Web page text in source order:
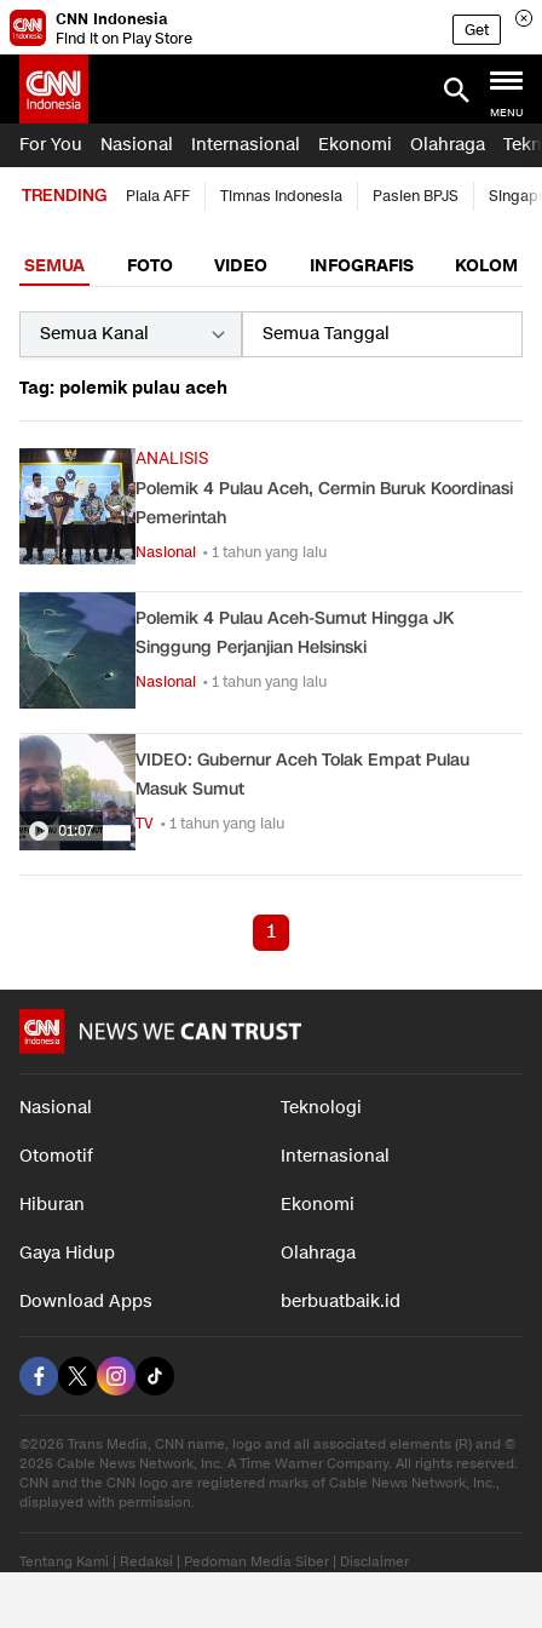
CNN Indonesia
Find it on Play Store
Get
MENU
For You Nasional Internasional Ekonomi Olahraga
TRENDING Piala AFF Timnas Indonesia Pasien BPJS
SEMUA FOTO VIDEO INFOGRAFIS KOLOM
Tag: polemik pulau aceh
ANALISIS
Polemik 4 Pulau Aceh, Cermin Buruk Koordinasi
Pemerintah
Nasional • 1 tahun yang lalu
Polemik 4 Pulau Aceh-Sumut Hingga JK
Singgung Perjanjian Helsinski
Nasional • 1 tahun yang lalu
01:07
VIDEO: Gubernur Aceh Tolak Empat Pulau
Masuk Sumut
TV • 1 tahun yang lalu
1
Nasional Teknologi
Otomotif Internasional
Hiburan Ekonomi
Gaya Hidup Olahraga
Download Apps berbuatbaik.id
©2026 Trans Media, CNN name, logo and all associated elements (R) and ©
2026 Cable News Network, Inc. A Time Warner Company. All rights reserved.
CNN and the CNN logo are registered marks of Cable News Network, Inc.,
displayed with permission.
Tentang Kami Redaksi Pedoman Media Siber Disclaimer